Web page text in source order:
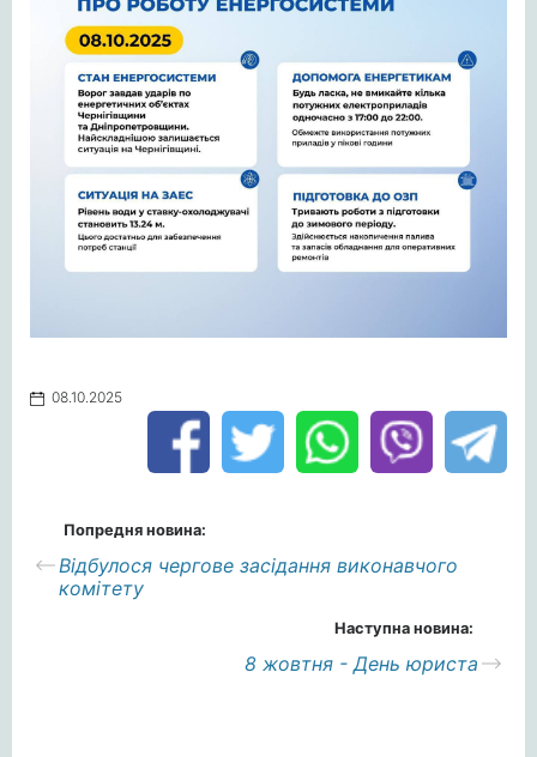
08.10.2025
Попредня новина:
Відбулося чергове засідання виконавчого
комітету
Наступна новина:
8 жовтня - День юриста